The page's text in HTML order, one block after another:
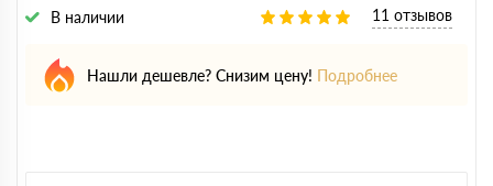
В наличии
11 отзывов
Нашли дешевле? Снизим цену! Подробнее